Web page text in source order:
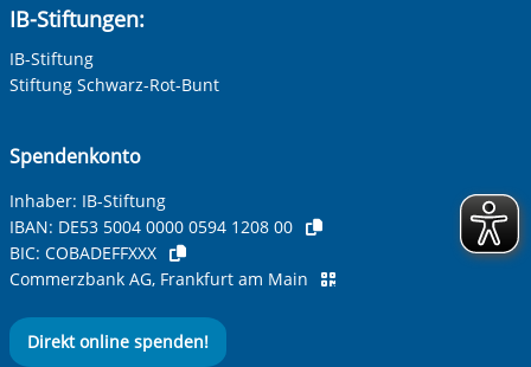
IB-Stiftungen:
IB-Stiftung
Stiftung Schwarz-Rot-Bunt
Spendenkonto
Inhaber: IB-Stiftung
IBAN: DE53 5004 0000 0594 1208 00
BIC: COBADEFFXXX
Commerzbank AG, Frankfurt am Main
Direkt online spenden!